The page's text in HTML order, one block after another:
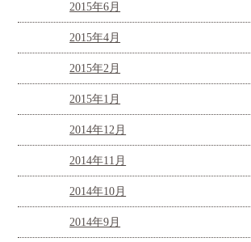
2015年6月
2015年4月
2015年2月
2015年1月
2014年12月
2014年11月
2014年10月
2014年9月